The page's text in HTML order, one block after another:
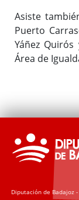
Asiste
Puerto
Yáñez
Área de
Diputación de Badajoz